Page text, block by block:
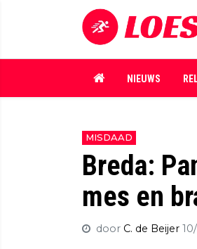
NIEUWS
MISDAAD
Breda:
mes en
door C. de Beijer